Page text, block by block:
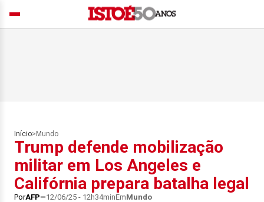
Início> Mundo
Trump defende mobilização
militar em Los Angeles e
Califórnia prepara batalha legal
PorAFP 12/06/25 - 12h34minEmMundo